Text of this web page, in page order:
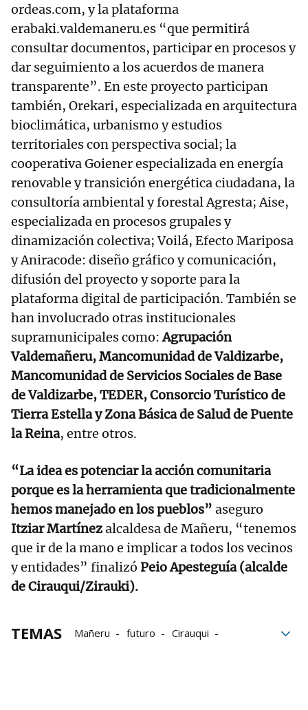
ordeas.com, y la plataforma
erabaki.valdemaneru.es “que permitirá
consultar documentos, participar en procesos y
dar seguimiento a los acuerdos de manera
transparente”. En este proyecto participan
también, Orekari, especializada en arquitectura
bioclimática, urbanismo y estudios
territoriales con perspectiva social; la
cooperativa Goiener especializada en energía
renovable y transición energética ciudadana, la
consultoría ambiental y forestal Agresta; Aise,
especializada en procesos grupales y
dinamización colectiva; Voilá, Efecto Mariposa
y Aniracode: diseño gráfico y comunicación,
difusión del proyecto y soporte para la
plataforma digital de participación. También se
han involucrado otras institucionales
supramunicipales como:Agrupación
Valdemañeru, Mancomunidad de Valdizarbe,
Mancomunidad de Servicios Sociales de Base
de Valdizarbe, TEDER, Consorcio Turístico de
Tierra Estella y Zona Básica de Salud de Puente
la Reina, entre otros.
“La idea es potenciar la acción comunitaria
porque es la herramienta que tradicionalmente
hemos manejado en los pueblos” aseguro
Itziar Martínezalcaldesa de Mañeru, “tenemos
que ir de la mano e implicar a todos los vecinos
y entidades” finalizó Peio Apesteguía (alcalde
de Cirauqui/Zirauki).
TEMAS Mañeru futuro
Cirauqui